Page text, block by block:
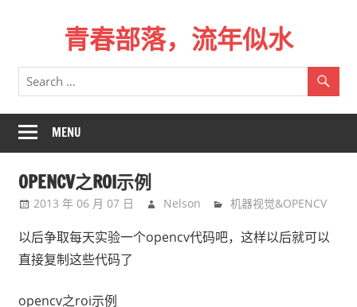
青春部落，流年似水
青
春
一
场
行，
总
记
不
MENU
OPENCV之ROI示例
2013 年 06 月 07 日 Nelson 机器视觉&OPENCV
以后争取每天实验一个opencv代码吧，这样以后就可以
直接复制这些代码了
opencv之roi示例